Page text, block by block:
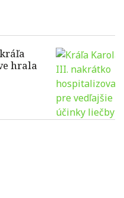
hrala